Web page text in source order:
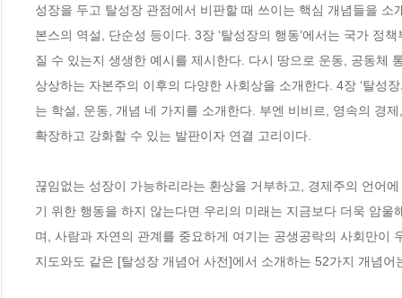
성장을 두고 탈성장 관점에서 비판할 때 쓰이는 핵심 개념들을
본스의 역설, 단순성 등이다. 3장 ‘탈성장의 행동’에서는 국가 정
질 수 있는지 생생한 예시를 제시한다. 다시 땅으로 운동, 공동체
상상하는 자본주의 이후의 다양한 사회상을 소개한다. 4장 ‘탈성
는 학설, 운동, 개념 네 가지를 소개한다. 부엔 비비르, 영속의 경
확장하고 강화할 수 있는 발판이자 연결 고리이다.
끊임없는 성장이 가능하리라는 환상을 거부하고, 경제주의 언어
기 위한 행동을 하지 않는다면 우리의 미래는 지금보다 더욱 암
며, 사람과 자연의 관계를 중요하게 여기는 공생공락의 사회만이
지도와도 같은 [탈성장 개념어 사전]에서 소개하는 52가지 개념